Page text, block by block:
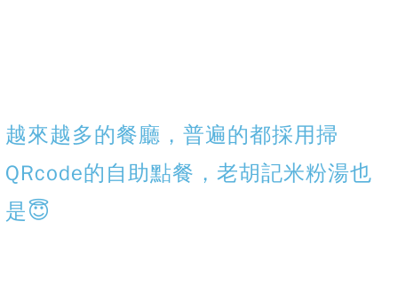
越來越多的餐廳，普遍的都採用掃
QRcode的自助點餐，老胡記米粉湯也
是😇